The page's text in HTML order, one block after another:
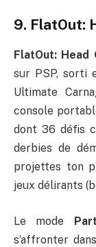
9. FlatOut:
FlatOut: Head
sur PSP, sorti
Ultimate
console
dont 36 défis
derbies de
projettes ton
jeux délirants
Le mode
s’affronter